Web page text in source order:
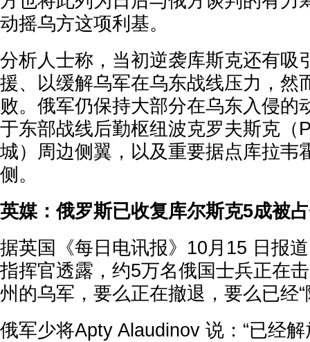
动摇乌方这项利基。
分析人士称，当初逆袭库斯克还有吸
援、以缓解乌军在乌东战线压力，然
败。俄军仍保持大部分在乌东入侵的
于东部战线后勤枢纽波克罗夫斯克（
城）周边侧翼，以及重要据点库拉韦
侧。
英媒：俄罗斯已收复库尔斯克5成被
据英国《每日电讯报》10月15 日报
指挥官透露，约5万名俄国士兵正在
州的乌军，要么正在撤退，要么已经“
俄军少将Apty Alaudinov 说：“已经